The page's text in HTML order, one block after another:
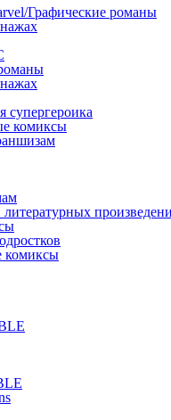
Графические романы
супергероика
комиксы
комиксы